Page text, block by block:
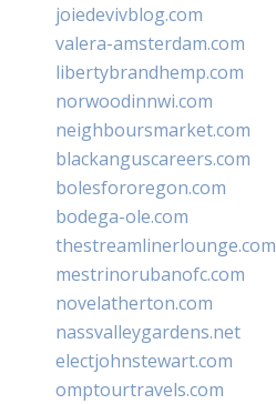
joiedevivblog.com
valera-amsterdam.com
libertybrandhemp.com
norwoodinnwi.com
neighboursmarket.com
blackanguscareers.com
bolesfororegon.com
bodega-ole.com
thestreamlinerlounge.com
mestrinorubanofc.com
novelatherton.com
nassvalleygardens.net
electjohnstewart.com
omptourtravels.com